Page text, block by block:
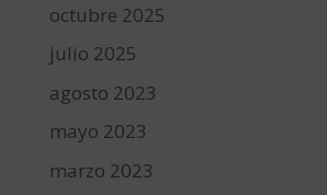
octubre 2025
julio 2025
agosto 2023
mayo 2023
marzo 2023